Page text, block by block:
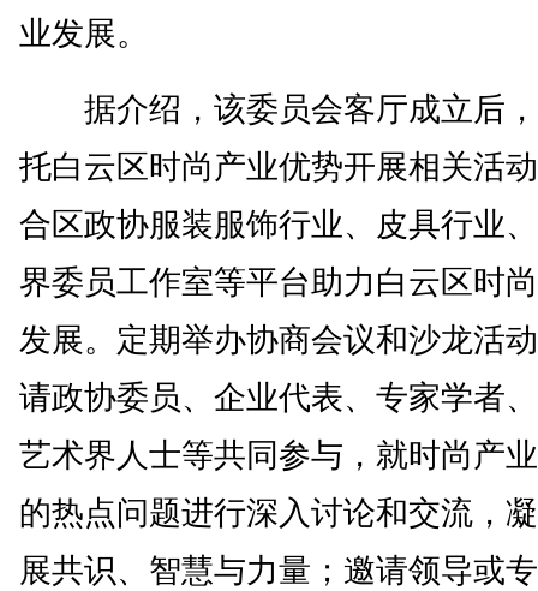
业发展。
据介绍，该委员会客厅成立后
托白云区时尚产业优势开展相关活
合区政协服装服饰行业、皮具行业
界委员工作室等平台助力白云区时
发展。定期举办协商会议和沙龙活
请政协委员、企业代表、专家学者
艺术界人士等共同参与，就时尚产
的热点问题进行深入讨论和交流，
展共识、智慧与力量；邀请领导或